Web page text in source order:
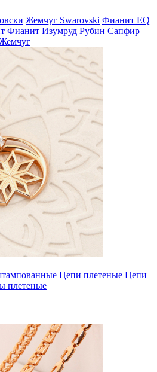
Жемчуг Swarovski Фианит EQ
Фианит Изумруд Рубин Сапфир
Цепи плетеные Цепи
плетеные